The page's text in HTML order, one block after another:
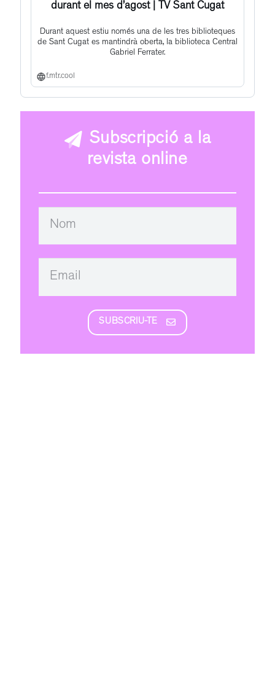
durant el mes d’agost | TV Sant Cugat
Durant aquest estiu només una de les tres biblioteques
de Sant Cugat es mantindrà oberta, la biblioteca Central
Gabriel Ferrater.
f.mtr.cool
Subscripció a la
revista online
SUBSCRIU-TE